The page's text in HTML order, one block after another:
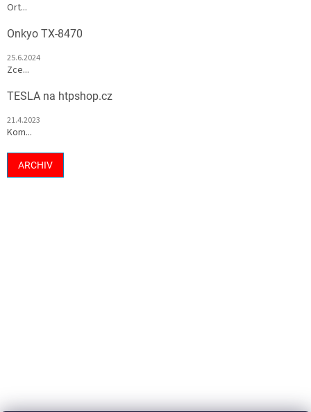
Ort...
Onkyo TX-8470
25.6.2024
Zce...
TESLA na htpshop.cz
21.4.2023
Kom...
ARCHIV